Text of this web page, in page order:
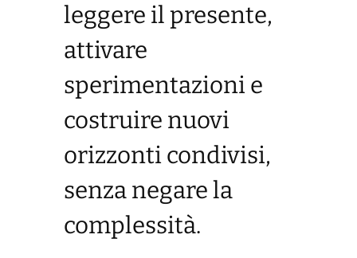
leggere il presente,
attivare
sperimentazioni e
costruire nuovi
orizzonti condivisi,
senza negare la
complessità.